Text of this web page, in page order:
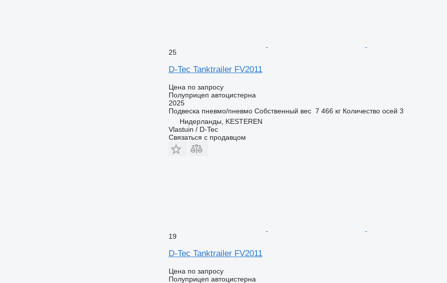
25
D-Tec Tanktrailer FV2011
Цена по запросу
Полуприцеп автоцистерна
2025
Подвеска пневмо/пневмо Собственный вес 7 466 кг Количество осей 3
Нидерланды, KESTEREN
Vlastuin / D-Tec
Связаться с продавцом
19
D-Tec Tanktrailer FV2011
Цена по запросу
Полуприцеп автоцистерна